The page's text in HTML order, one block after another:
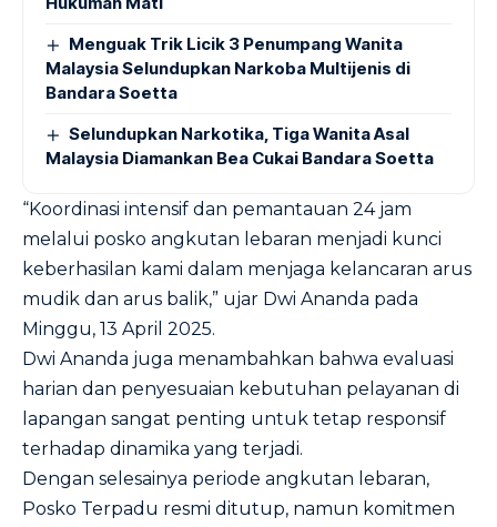
Menguak Trik Licik 3 Penumpang Wanita
Malaysia Selundupkan Narkoba Multijenis di
Bandara Soetta
Selundupkan Narkotika, Tiga Wanita Asal
Malaysia Diamankan Bea Cukai Bandara Soetta
“Koordinasi intensif dan pemantauan 24 jam
melalui posko angkutan lebaran menjadi kunci
keberhasilan kami dalam menjaga kelancaran arus
mudik dan arus balik,” ujar Dwi Ananda pada
Minggu, 13 April 2025.
Dwi Ananda juga menambahkan bahwa evaluasi
harian dan penyesuaian kebutuhan pelayanan di
lapangan sangat penting untuk tetap responsif
terhadap dinamika yang terjadi.
Dengan selesainya periode angkutan lebaran,
Posko Terpadu resmi ditutup, namun komitmen